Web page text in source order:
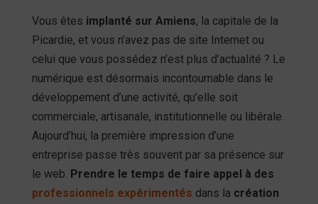
Vous êtes implanté sur Amiens, la capitale de la
Picardie, et vous n’avez pas de site Internet ou
celui que vous possédez n’est plus d’actualité ? Le
numérique est désormais incontournable dans le
développement d’une activité, qu’elle soit
commerciale, artisanale, institutionnelle ou libérale.
Aujourd’hui, la première impression d’une
entreprise passe très souvent par sa présence sur
le web. Prendre le temps de faire appel à des
professionnels expérimentés dans la création